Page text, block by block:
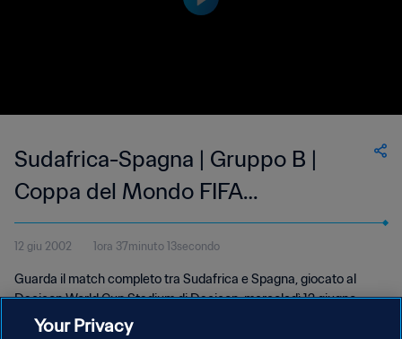
Sudafrica-Spagna | Gruppo B |
Coppa del Mondo FIFA
Corea/Giappone 2002 | Match
completo
12 giu 2002 1ora 37minuto 13secondo
Guarda il match completo tra Sudafrica e Spagna, giocato al
Daejeon World Cup Stadium di Daejeon, mercoledì 12 giugno
2002.Your Privacy